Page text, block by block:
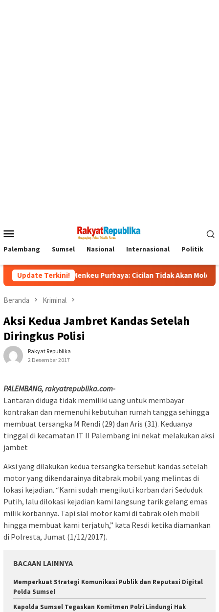
Mobile
Palembang Sumsel Nasional Internasional Politik
Update Terkini!
Menkeu Purbaya: Cicilan Tidak Akan Molor Dorong
Beranda Kriminal
Aksi Kedua Jambret Kandas Setelah
Diringkus Polisi
Rakyat Republika
2 Desember 2017
PALEMBANG, rakyatrepublika.com-
Lantaran diduga tidak memiliki uang untuk membayar
kontrakan dan memenuhi kebutuhan rumah tangga sehingga
membuat tersangka ‎M Rendi (29) dan Aris (31). Keduanya
tinggal di kecamatan IT II Palembang ini nekat melakukan aksi
jambet
Aksi yang dilakukan kedua tersangka tersebut kandas setelah
motor yang dikendarainya ditabrak mobil yang melintas di
lokasi kejadian. “Kami sudah mengikuti korban dari Seduduk
Putih, lalu dilokasi kejadian kami langsung tarik gelang emas
milik korbannya. Tapi sial motor kami di tabrak oleh mobil
hingga membuat kami terjatuh,” kata Resdi ketika diamankan
di Polresta, Jumat (1/12/2017).
BACAAN LAINNYA
Memperkuat Strategi Komunikasi Publik dan Reputasi Digital
Polda Sumsel
Kapolda Sumsel Tegaskan Komitmen Polri Lindungi Hak